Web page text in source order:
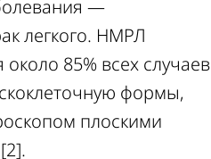
—
легкого. НМРЛ
85% всех случаев
формы,
плоскими